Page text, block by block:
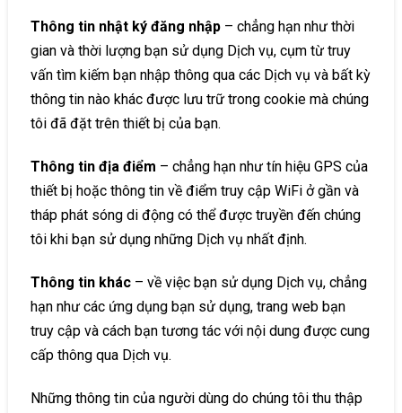
Thông tin nhật ký đăng nhập– chẳng hạn như thời
gian và thời lượng bạn sử dụng Dịch vụ, cụm từ truy
vấn tìm kiếm bạn nhập thông qua các Dịch vụ và bất kỳ
thông tin nào khác được lưu trữ trong cookie mà chúng
tôi đã đặt trên thiết bị của bạn.
Thông tin địa điểm – chẳng hạn như tín hiệu GPS của
thiết bị hoặc thông tin về điểm truy cập WiFi ở gần và
tháp phát sóng di động có thể được truyền đến chúng
tôi khi bạn sử dụng những Dịch vụ nhất định.
Thông tin khác– về việc bạn sử dụng Dịch vụ, chẳng
hạn như các ứng dụng bạn sử dụng, trang web bạn
truy cập và cách bạn tương tác với nội dung được cung
cấp thông qua Dịch vụ.
Những thông tin của người dùng do chúng tôi thu thập